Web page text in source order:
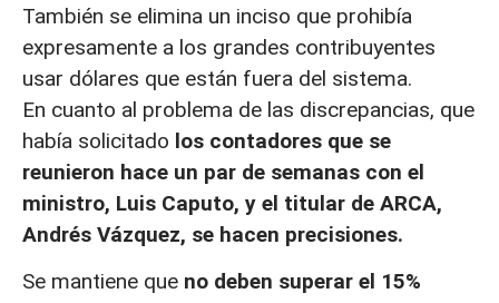
También se elimina un inciso que prohibía
expresamente a los grandes contribuyentes
usar dólares que están fuera del sistema.
En cuanto al problema de las discrepancias, que
había solicitado los contadores que se
reunieron hace un par de semanas con el
ministro, Luis Caputo, y el titular de ARCA,
Andrés Vázquez, se hacen precisiones.
Se mantiene que no deben superar el 15%